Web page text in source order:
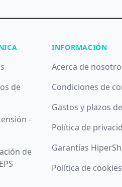
de
-
de
INFORMACIÓN
Acerca de
Condiciones de
Gastos y plazos
Política de
Garantías
Política de cookies